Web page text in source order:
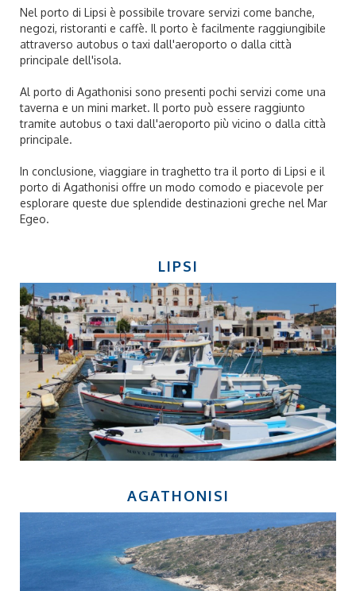
Nel porto di Lipsi è possibile trovare servizi come banche,
negozi, ristoranti e caffè. Il porto è facilmente raggiungibile
attraverso autobus o taxi dall'aeroporto o dalla città
principale dell'isola.
Al porto di Agathonisi sono presenti pochi servizi come una
taverna e un mini market. Il porto può essere raggiunto
tramite autobus o taxi dall'aeroporto più vicino o dalla città
principale.
In conclusione, viaggiare in traghetto tra il porto di Lipsi e il
porto di Agathonisi offre un modo comodo e piacevole per
esplorare queste due splendide destinazioni greche nel Mar
Egeo.
LIPSI
AGATHONISI